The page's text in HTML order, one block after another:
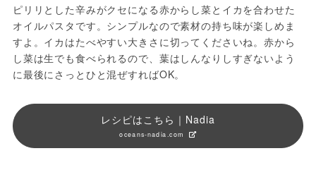
ピリリとした辛みがクセになる赤からし菜とイカを合わせた
オイルパスタです。シンプルなので素材の持ち味が楽しめま
すよ。イカはたべやすい大きさに切ってくださいね。赤から
し菜は生でも食べられるので、葉はしんなりしすぎないよう
に最後にさっとひと混ぜすればOK。
レシピはこちら｜Nadia
oceans-nadia.com